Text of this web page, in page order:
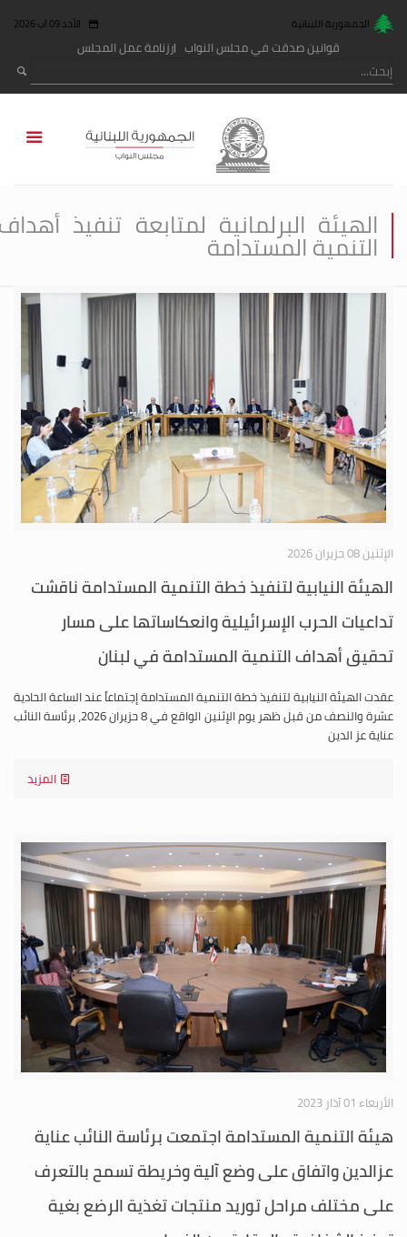
الجمهورية اللبنانية الأحد 09 آب 2026
قوانين صدقت في مجلس النواب رزنامة عمل المجلس
الهيئة البرلمانية لمتابعة تنفيذ
التنمية المستدامة
الإثنين 08 حزيران 2026
الهيئة النيابية لتنفيذ خطة التنمية المستدامة ناقشت
تداعيات الحرب الإسرائيلية وانعكاساتها على مسار
تحقيق أهداف التنمية المستدامة في لبنان
عقدت الهيئة النيابية لتنفيذ خطة التنمية المستدامة إجتماعاً عند الساعة الحادية
عشرة والنصف من قبل ظهر يوم الإثنين الواقع في 8 حزيران 2026، برئاسة النائب
عناية عز الدين
المزيد
الأربعاء 01 آذار 2023
هيئة التنمية المستدامة اجتمعت برئاسة النائب عناية
عزالدين واتفاق على وضع آلية وخريطة تسمح بالتعرف
على مختلف مراحل توريد منتجات تغذية الرضع بغية